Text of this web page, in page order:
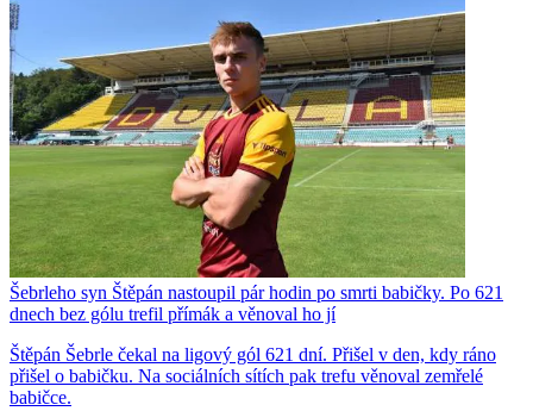
Šebrleho syn Štěpán nastoupil pár hodin po smrti babičky. Po 621
dnech bez gólu trefil přímák a věnoval ho jí
Štěpán Šebrle čekal na ligový gól 621 dní. Přišel v den, kdy ráno
přišel o babičku. Na sociálních sítích pak trefu věnoval zemřelé
babičce.